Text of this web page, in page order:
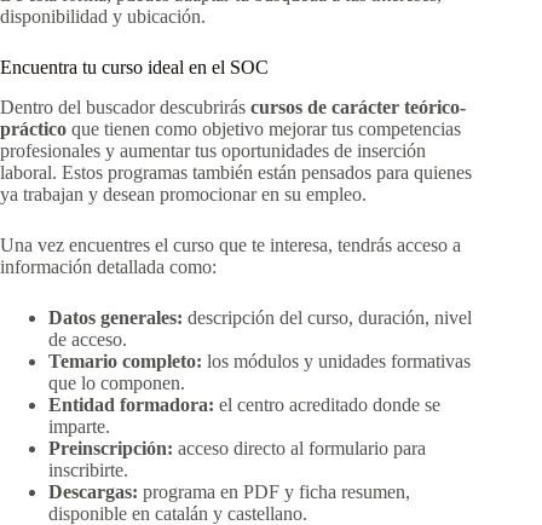
disponibilidad y ubicación.
Encuentra tu curso ideal en el SOC
Dentro del buscador descubrirás cursos de carácter teórico-
práctico que tienen como objetivo mejorar tus competencias
profesionales y aumentar tus oportunidades de inserción
laboral. Estos programas también están pensados para quienes
ya trabajan y desean promocionar en su empleo.
Una vez encuentres el curso que te interesa, tendrás acceso a
información detallada como:
Datos generales: descripción del curso, duración, nivel
de acceso.
Temario completo: los módulos y unidades formativas
que lo componen.
Entidad formadora: el centro acreditado donde se
imparte.
Preinscripción: acceso directo al formulario para
inscribirte.
Descargas: programa en PDF y ficha resumen,
disponible en catalán y castellano.